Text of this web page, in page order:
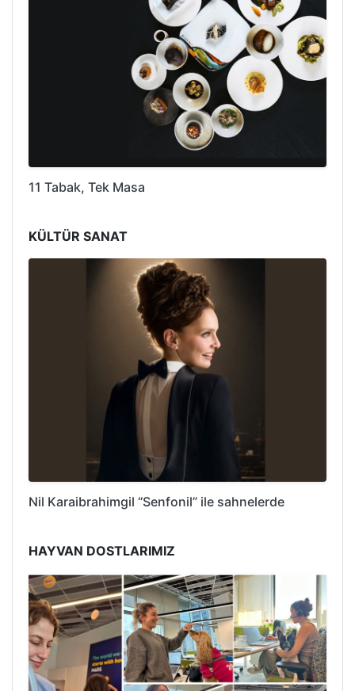
11 Tabak, Tek Masa
KÜLTÜR SANAT
Nil Karaibrahimgil “Senfonil” ile sahnelerde
HAYVAN DOSTLARIMIZ